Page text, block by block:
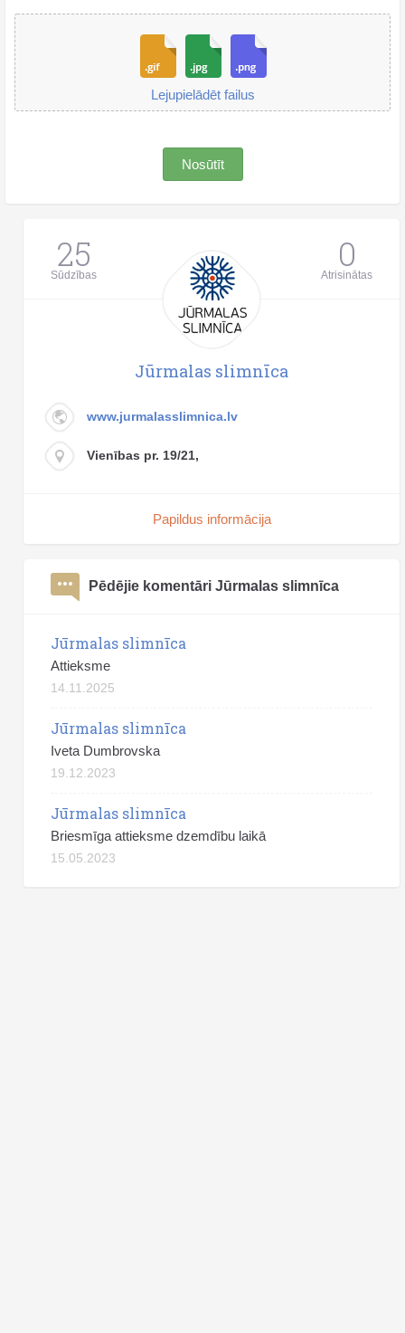
Lejupielādēt failus
Nosūtīt
25
Sūdzības 0
Atrisinātas
Jūrmalas slimnīca
www.jurmalasslimnica.lv
Vienības pr. 19/21,
Papildus informācija
Pēdējie komentāri Jūrmalas slimnīca
Jūrmalas slimnīca
Attieksme
14.11.2025
Jūrmalas slimnīca
Iveta Dumbrovska
19.12.2023
Jūrmalas slimnīca
Briesmīga attieksme dzemdību laikā
15.05.2023